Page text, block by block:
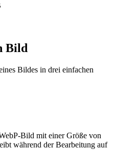
Bild
Bildes in drei einfachen
Bild mit einer Größe von
während der Bearbeitung auf